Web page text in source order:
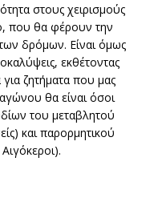
στους χειρισμούς
που θα φέρουν την
δρόμων. Είναι όμως
εκθέτοντας
ζητήματα που μας
θα είναι όσοι
του μεταβλητού
και παρορμητικού